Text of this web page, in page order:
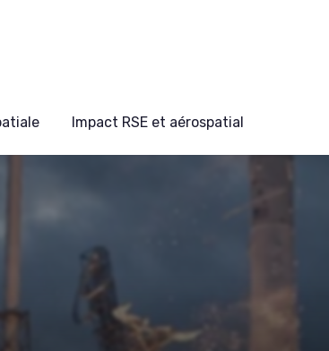
Impact RSE et aérospatial